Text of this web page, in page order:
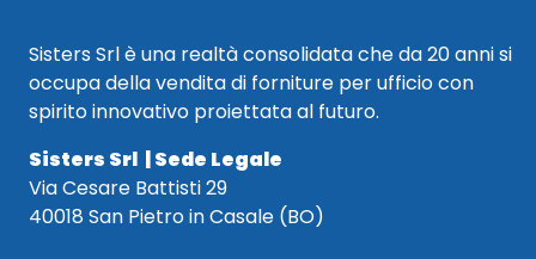
Sisters Srl è una realtà consolidata che da 20 anni si
occupa della vendita di forniture per ufficio con
spirito innovativo proiettata al futuro.
Sisters Srl | Sede Legale
Via Cesare Battisti 29
40018 San Pietro in Casale (BO)